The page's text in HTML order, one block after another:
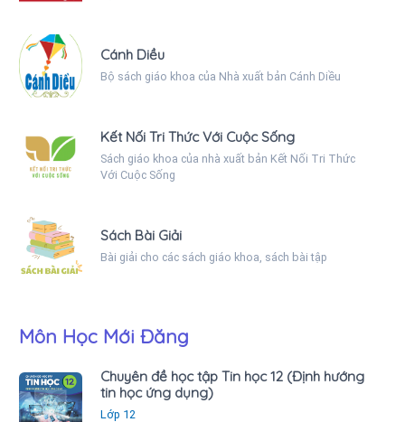
Cánh Diều
Bộ sách giáo khoa của Nhà xuất bản Cánh Diều
Kết Nối Tri Thức Với Cuộc Sống
Sách giáo khoa của nhà xuất bản Kết Nối Tri Thức
Với Cuộc Sống
Sách Bài Giải
Bài giải cho các sách giáo khoa, sách bài tập
Môn Học Mới Đăng
Chuyên đề học tập Tin học 12 (Định hướng
tin học ứng dụng)
Lớp 12